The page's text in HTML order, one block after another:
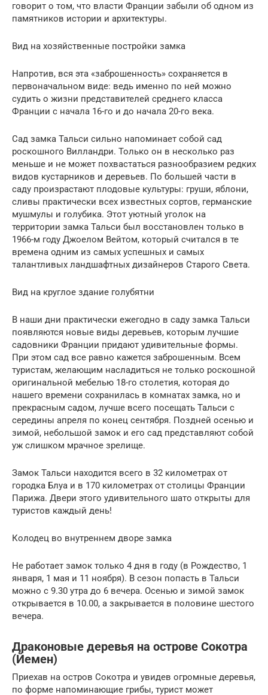
говорит о том, что власти Франции забыли об одном из
памятников истории и архитектуры.
Вид на хозяйственные постройки замка
Напротив, вся эта «заброшенность» сохраняется в
первоначальном виде: ведь именно по ней можно
судить о жизни представителей среднего класса
Франции с начала 16-го и до начала 20-го века.
Сад замка Тальси сильно напоминает собой сад
роскошного Вилландри. Только он в несколько раз
меньше и не может похвастаться разнообразием редких
видов кустарников и деревьев. По большей части в
саду произрастают плодовые культуры: груши, яблони,
сливы практически всех известных сортов, германские
мушмулы и голубика. Этот уютный уголок на
территории замка Тальси был восстановлен только в
1966-м году Джоелом Вейтом, который считался в те
времена одним из самых успешных и самых
талантливых ландшафтных дизайнеров Старого Света.
Вид на круглое здание голубятни
В наши дни практически ежегодно в саду замка Тальси
появляются новые виды деревьев, которым лучшие
садовники Франции придают удивительные формы.
При этом сад все равно кажется заброшенным. Всем
туристам, желающим насладиться не только роскошной
оригинальной мебелью 18-го столетия, которая до
нашего времени сохранилась в комнатах замка, но и
прекрасным садом, лучше всего посещать Тальси с
середины апреля по конец сентября. Поздней осенью и
зимой, небольшой замок и его сад представляют собой
уж слишком мрачное зрелище.
Замок Тальси находится всего в 32 километрах от
городка Блуа и в 170 километрах от столицы Франции
Парижа. Двери этого удивительного шато открыты для
туристов каждый день!
Колодец во внутреннем дворе замка
Не работает замок только 4 дня в году (в Рождество, 1
января, 1 мая и 11 ноября). В сезон попасть в Тальси
можно с 9.30 утра до 6 вечера. Осенью и зимой замок
открывается в 10.00, а закрывается в половине шестого
вечера.
Драконовые деревья на острове Сокотра
(Йемен)
Приехав на остров Сокотра и увидев огромные деревья,
по форме напоминающие грибы, турист может